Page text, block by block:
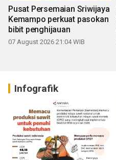
Pusat Persemaian Sriwijaya
Kemampo perkuat pasokan
bibit penghijauan
07 August 2026 21:04 WIB
Infografik